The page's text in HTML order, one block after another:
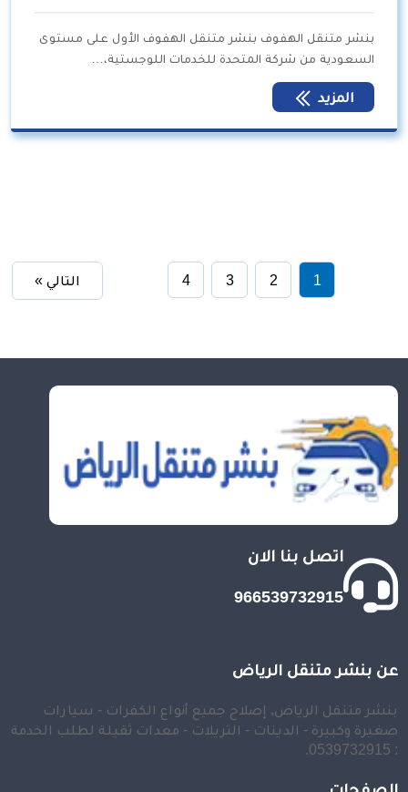
بنشر متنقل الهفوف بنشر متنقل الهفوف الأول على مستوى
السعودية من شركة المتحدة للخدمات اللوجستية،…
المزيد
1
2
3
4 التالي »
اتصل بنا الان
966539732915
عن بنشر متنقل الرياض
بنشر متنقل الرياض, إصلاح جميع أنواع الكفرات - سيارات
صغيرة وكبيرة - الدينات - التريلات - معدات ثقيلة لطلب الخدمة
: 0539732915.